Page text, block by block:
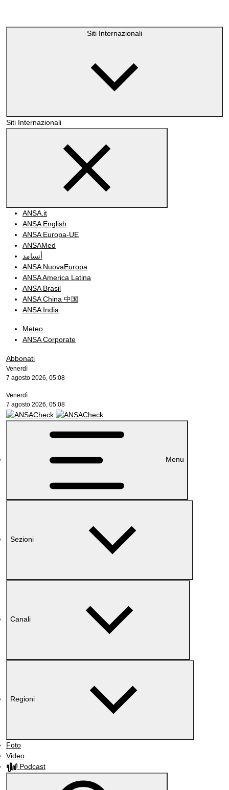
Siti Internazionali
Siti Internazionali
ANSA.it
ANSA English
ANSA Europa-UE
ANSAMed
أنسامد
ANSA NuovaEuropa
ANSA America Latina
ANSA Brasil
ANSA China 中国
ANSA India
Meteo
ANSA Corporate
Abbonati
Venerdì
7 agosto 2026, 05:08
Venerdì
7 agosto 2026, 05:08
Menu
Sezioni
Canali
Regioni
Foto
Video
Podcast